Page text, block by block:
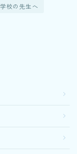
学校の先生へ